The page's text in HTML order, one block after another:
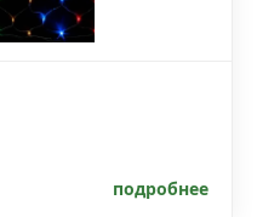
подробнее